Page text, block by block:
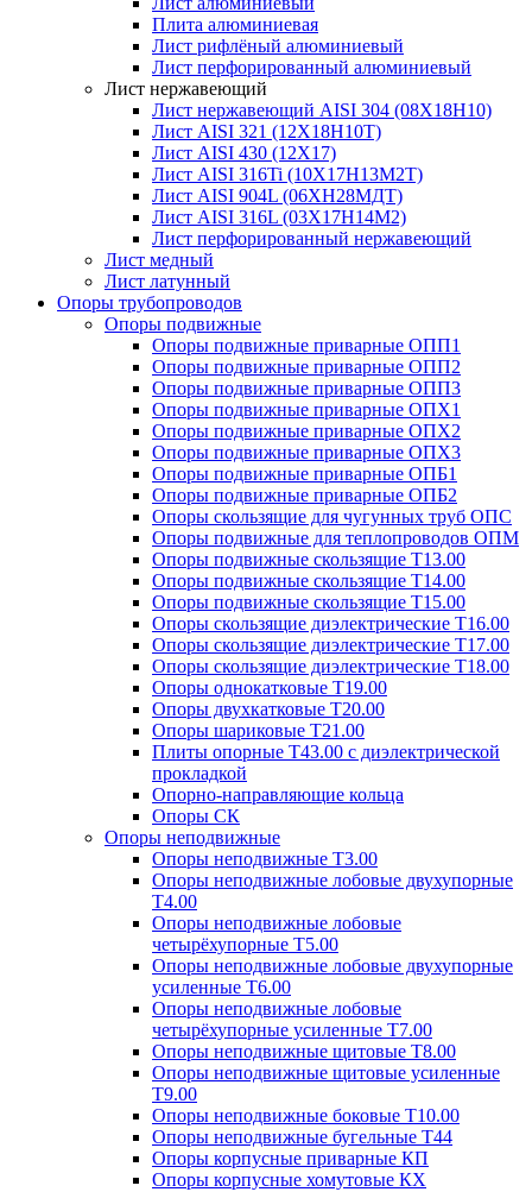
Плита алюминиевая
Лист рифлёный алюминиевый
Лист перфорированный алюминиевый
Лист нержавеющий
Лист нержавеющий AISI 304 (08Х18Н10)
Лист AISI 321 (12Х18Н10Т)
Лист AISI 430 (12Х17)
Лист AISI 316Ti (10Х17Н13М2Т)
Лист AISI 904L (06ХН28МДТ)
Лист AISI 316L (03Х17Н14М2)
Лист перфорированный нержавеющий
Лист медный
Лист латунный
Опоры трубопроводов
Опоры подвижные
Опоры подвижные приварные ОПП1
Опоры подвижные приварные ОПП2
Опоры подвижные приварные ОПП3
Опоры подвижные приварные ОПХ1
Опоры подвижные приварные ОПХ2
Опоры подвижные приварные ОПХ3
Опоры подвижные приварные ОПБ1
Опоры подвижные приварные ОПБ2
Опоры скользящие для чугунных труб ОПС
Опоры подвижные для теплопроводов ОПМ
Опоры подвижные скользящие Т13.00
Опоры подвижные скользящие Т14.00
Опоры подвижные скользящие Т15.00
Опоры скользящие диэлектрические Т16.00
Опоры скользящие диэлектрические Т17.00
Опоры скользящие диэлектрические Т18.00
Опоры однокатковые Т19.00
Опоры двухкатковые Т20.00
Опоры шариковые Т21.00
Плиты опорные Т43.00 с диэлектрической
прокладкой
Опорно-направляющие кольца
Опоры СК
Опоры неподвижные
Опоры неподвижные Т3.00
Опоры неподвижные лобовые двухупорные
Т4.00
Опоры неподвижные лобовые
четырёхупорные Т5.00
Опоры неподвижные лобовые двухупорные
усиленные Т6.00
Опоры неподвижные лобовые
четырёхупорные усиленные Т7.00
Опоры неподвижные щитовые Т8.00
Опоры неподвижные щитовые усиленные
Т9.00
Опоры неподвижные боковые Т10.00
Опоры неподвижные бугельные Т44
Опоры корпусные приварные КП
Опоры корпусные хомутовые КХ